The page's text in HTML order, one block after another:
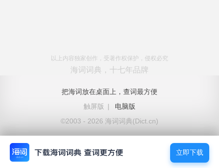
以上内容独家创作，受著作权保护，侵权必究
海词词典，十七年品牌
把海词放在桌面上，查词最方便
触屏版
|
电脑版
©2003 - 2026 海词词典(Dict.cn)
立即下载
立即下载